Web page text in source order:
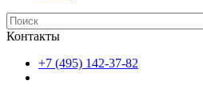
Контакты
+7 (495) 142-37-82